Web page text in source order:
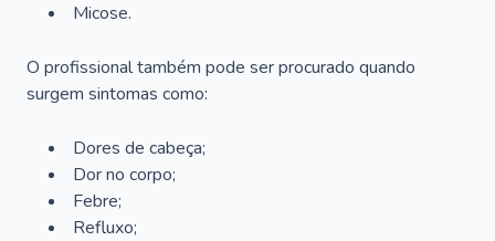
Micose.
O profissional também pode ser procurado quando
surgem sintomas como:
Dores de cabeça;
Dor no corpo;
Febre;
Refluxo;